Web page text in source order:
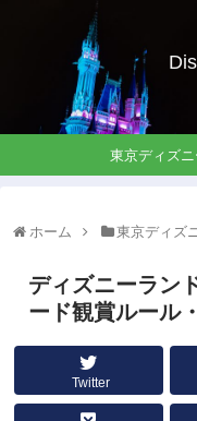
東京ディズ
ホーム 東京ディズ
ディズニーラン
ード観賞ルール
Twitter